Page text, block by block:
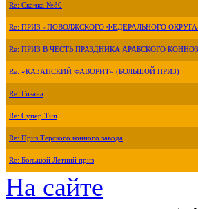
Re: Скачка №80
Re: ПРИЗ «ПОВОЛЖСКОГО ФЕДЕРАЛЬНОГО
Re: ПРИЗ В ЧЕСТЬ ПРАЗДНИКА АРАБСКОГО
Re: «КАЗАНСКИЙ ФАВОРИТ» (БОЛЬШОЙ ПРИЗ)
Re: Гизана
Re: Супер Тип
Re: Приз Терского конного завода
Re: Большой Летний приз
На сайте